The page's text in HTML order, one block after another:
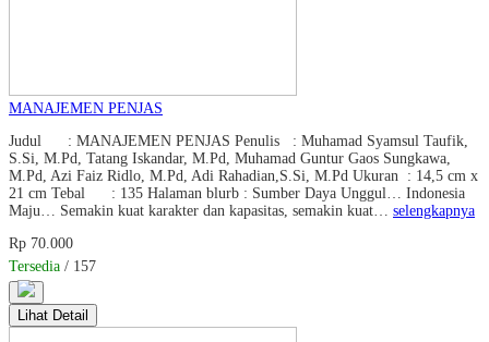
MANAJEMEN PENJAS
Judul : MANAJEMEN PENJAS Penulis : Muhamad Syamsul Taufik,
S.Si, M.Pd, Tatang Iskandar, M.Pd, Muhamad Guntur Gaos Sungkawa,
M.Pd, Azi Faiz Ridlo, M.Pd, Adi Rahadian,S.Si, M.Pd Ukuran : 14,5 cm x
21 cm Tebal : 135 Halaman blurb : Sumber Daya Unggul… Indonesia
Maju… Semakin kuat karakter dan kapasitas, semakin kuat… selengkapnya
Rp 70.000
Tersedia / 157
Lihat Detail